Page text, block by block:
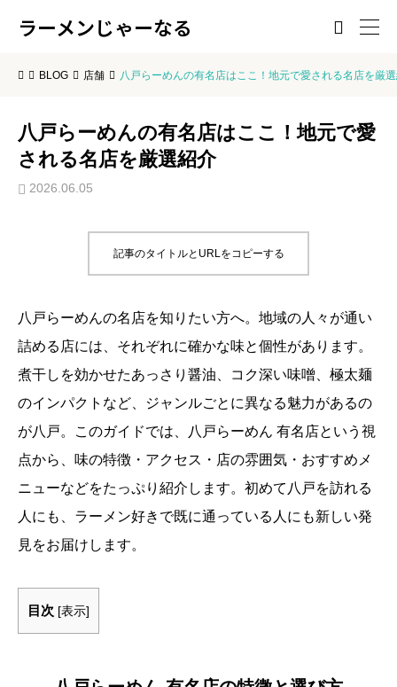
ラーメンじゃーなる 
BLOG 店舗 八戸らーめんの有名店はここ！地元で愛される名店を厳
八戸らーめんの有名店はここ！地元で愛
される名店を厳選紹介
2026.06.05
記事のタイトルとURLをコピーする
八戸らーめんの名店を知りたい方へ。地域の人々が通い
詰める店には、それぞれに確かな味と個性があります。
煮干しを効かせたあっさり醤油、コク深い味噌、極太麺
のインパクトなど、ジャンルごとに異なる魅力があるの
が八戸。このガイドでは、八戸らーめん 有名店という視
点から、味の特徴・アクセス・店の雰囲気・おすすめメ
ニューなどをたっぷり紹介します。初めて八戸を訪れる
人にも、ラーメン好きで既に通っている人にも新しい発
見をお届けします。
目次 [表示]